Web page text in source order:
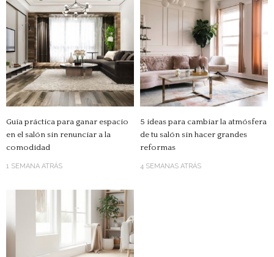
Guía práctica para ganar espacio
en el salón sin renunciar a la
comodidad
1 SEMANA ATRÁS
5 ideas para cambiar la atmósfera
de tu salón sin hacer grandes
reformas
4 SEMANAS ATRÁS